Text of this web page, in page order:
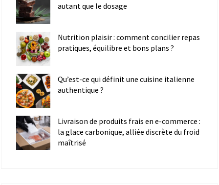
autant que le dosage
Nutrition plaisir : comment concilier repas
pratiques, équilibre et bons plans ?
Qu’est-ce qui définit une cuisine italienne
authentique ?
Livraison de produits frais en e-commerce :
la glace carbonique, alliée discrète du froid
maîtrisé